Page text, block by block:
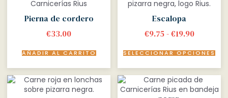
Pierna de cordero
€33.00
AÑADIR AL CARRITO
Escalopa
€9.75 - €19.90
SELECCIONAR OPCIONES